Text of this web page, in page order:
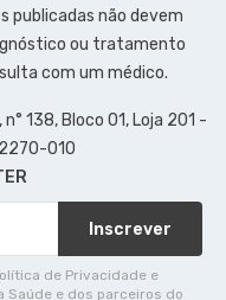
publicadas não devem
ou tratamento
com um médico.
138, Bloco 01, Loja 201 -
010
Inscrever
de Privacidade e
Saúde e dos parceiros do